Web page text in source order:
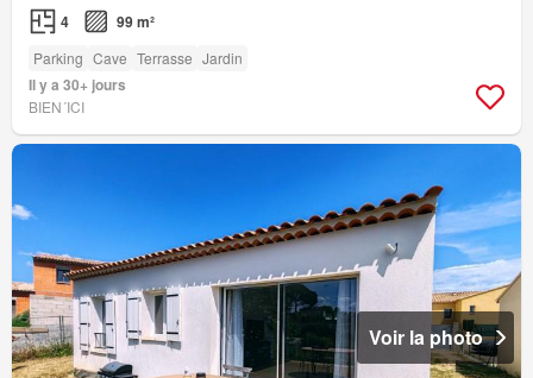
4 99 m²
Parking Cave Terrasse Jardin
Il y a 30+ jours
BIEN´ICI
Voir la photo